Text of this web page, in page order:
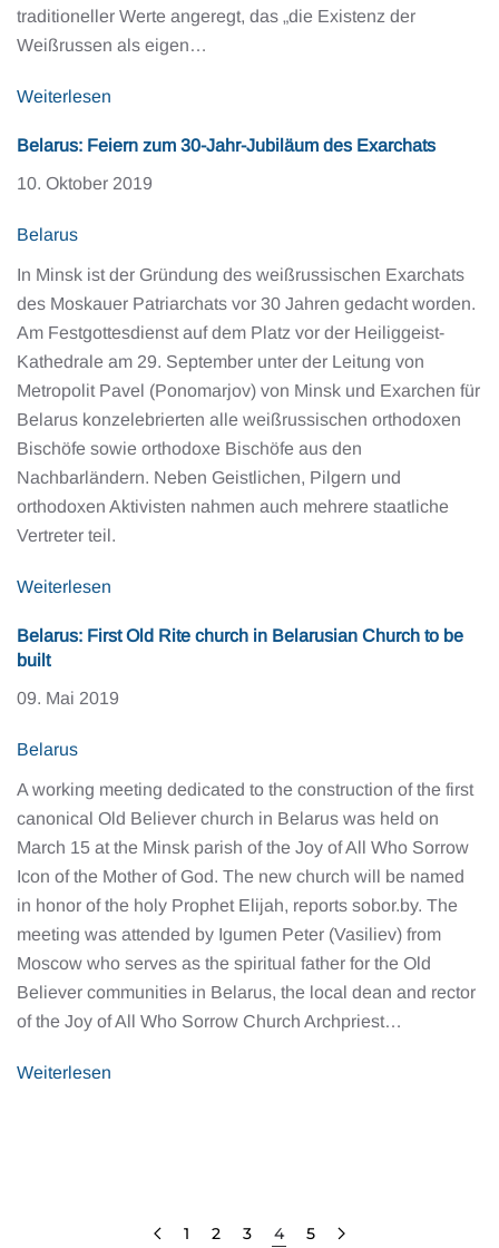
traditioneller Werte angeregt, das „die Existenz der
Weißrussen als eigen…
Weiterlesen
Belarus: Feiern zum 30-Jahr-Jubiläum des Exarchats
10. Oktober 2019
Belarus
In Minsk ist der Gründung des weißrussischen Exarchats
des Moskauer Patriarchats vor 30 Jahren gedacht worden.
Am Festgottesdienst auf dem Platz vor der Heiliggeist-
Kathedrale am 29. September unter der Leitung von
Metropolit Pavel (Ponomarjov) von Minsk und Exarchen für
Belarus konzelebrierten alle weißrussischen orthodoxen
Bischöfe sowie orthodoxe Bischöfe aus den
Nachbarländern. Neben Geistlichen, Pilgern und
orthodoxen Aktivisten nahmen auch mehrere staatliche
Vertreter teil.
Weiterlesen
Belarus: First Old Rite church in Belarusian Church to be
built
09. Mai 2019
Belarus
A working meeting dedicated to the construction of the first
canonical Old Believer church in Belarus was held on
March 15 at the Minsk parish of the Joy of All Who Sorrow
Icon of the Mother of God. The new church will be named
in honor of the holy Prophet Elijah, reports sobor.by. The
meeting was attended by Igumen Peter (Vasiliev) from
Moscow who serves as the spiritual father for the Old
Believer communities in Belarus, the local dean and rector
of the Joy of All Who Sorrow Church Archpriest…
Weiterlesen
1 2 3 4 5